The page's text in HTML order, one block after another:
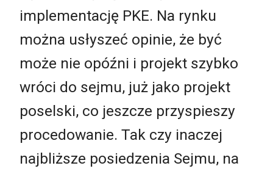
implementację PKE. Na rynku
można usłyszeć opinie, że być
może nie opóźni i projekt szybko
wróci do sejmu, już jako projekt
poselski, co jeszcze przyspieszy
procedowanie. Tak czy inaczej
najbliższe posiedzenia Sejmu, na